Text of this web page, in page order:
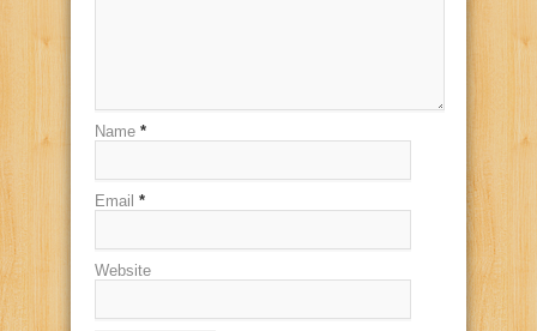
Name *
Email *
Website